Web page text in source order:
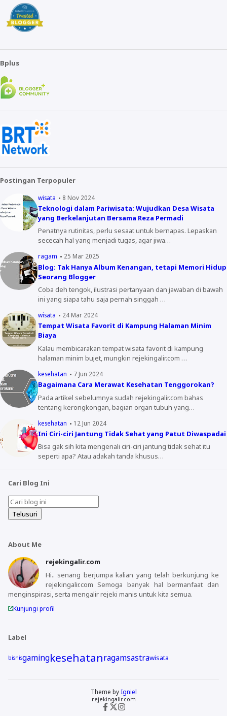
Bplus
Postingan Terpopuler
wisata 8 Nov 2024
Teknologi dalam Pariwisata: Wujudkan Desa Wisata
yang Berkelanjutan Bersama Reza Permadi
Penatnya rutinitas, perlu sesaat untuk bernapas. Lepaskan
sececah hal yang menjadi tugas, agar jiwa…
ragam 25 Mar 2025
Blog: Tak Hanya Album Kenangan, tetapi Memori Hidup
Seorang Blogger
Coba deh tengok, ilustrasi pertanyaan dan jawaban di bawah
ini yang siapa tahu saja pernah singgah …
wisata 24 Mar 2024
Tempat Wisata Favorit di Kampung Halaman Minim
Biaya
Kalau membicarakan tempat wisata favorit di kampung
halaman minim bujet, mungkin rejekingalir.com …
kesehatan 7 Jun 2024
Bagaimana Cara Merawat Kesehatan Tenggorokan?
Pada artikel sebelumnya sudah rejekingalir.com bahas
tentang kerongkongan, bagian organ tubuh yang…
kesehatan 12 Jun 2024
Ini Ciri-ciri Jantung Tidak Sehat yang Patut Diwaspadai
Bisa gak sih kita mengenali ciri-ciri jantung tidak sehat itu
seperti apa? Atau adakah tanda khusus…
Cari Blog Ini
About Me
rejekingalir.com
Hi.. senang berjumpa kalian yang telah berkunjung ke
rejekingalir.com Semoga banyak hal bermanfaat dan
menginspirasi, serta mengalir rejeki manis untuk kita semua.
Kunjungi profil
Label
bisnisgamingkesehatanragamsastrawisata
Theme by Igniel
rejekingalir.com